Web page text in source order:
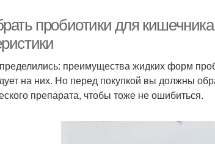
пробиотики для
преимущества жидких форм
на них. Но перед покупкой вы должны
препарата, чтобы тоже не ошибиться.